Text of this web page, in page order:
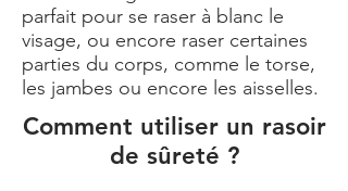
parfait pour se raser à blanc le
visage, ou encore raser certaines
parties du corps, comme le torse,
les jambes ou encore les aisselles.
Comment utiliser un rasoir
de sûreté ?